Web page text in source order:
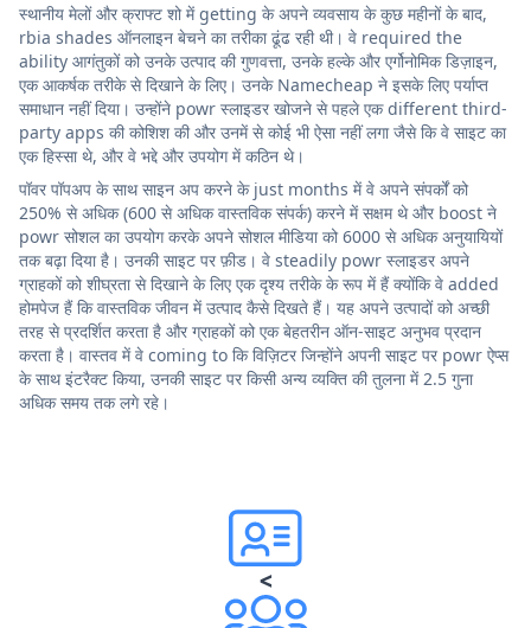
स्थानीय मेलों और क्राफ्ट शो में getting के अपने व्यवसाय के कुछ महीनों के बाद,
rbia shades ऑनलाइन बेचने का तरीका ढूंढ रही थी। वे required the
ability आगंतुकों को उनके उत्पाद की गुणवत्ता, उनके हल्के और एर्गोनोमिक डिज़ाइन,
एक आकर्षक तरीके से दिखाने के लिए। उनके Namecheap ने इसके लिए पर्याप्त
समाधान नहीं दिया। उन्होंने powr स्लाइडर खोजने से पहले एक different third-
party apps की कोशिश की और उनमें से कोई भी ऐसा नहीं लगा जैसे कि वे साइट का
एक हिस्सा थे, और वे भद्दे और उपयोग में कठिन थे।
पॉवर पॉपअप के साथ साइन अप करने के just months में वे अपने संपर्कों को
250% से अधिक (600 से अधिक वास्तविक संपर्क) करने में सक्षम थे और boost ने
powr सोशल का उपयोग करके अपने सोशल मीडिया को 6000 से अधिक अनुयायियों
तक बढ़ा दिया है। उनकी साइट पर फ़ीड। वे steadily powr स्लाइडर अपने
ग्राहकों को शीघ्रता से दिखाने के लिए एक दृश्य तरीके के रूप में हैं क्योंकि वे added
होमपेज हैं कि वास्तविक जीवन में उत्पाद कैसे दिखते हैं। यह अपने उत्पादों को अच्छी
तरह से प्रदर्शित करता है और ग्राहकों को एक बेहतरीन ऑन-साइट अनुभव प्रदान
करता है। वास्तव में वे coming to कि विज़िटर जिन्होंने अपनी साइट पर powr ऐप्स
के साथ इंटरैक्ट किया, उनकी साइट पर किसी अन्य व्यक्ति की तुलना में 2.5 गुना
अधिक समय तक लगे रहे।
<